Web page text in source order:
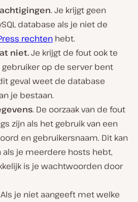
. Je krijgt geen
database als je niet de
rechten hebt.
niet.Je krijgt de fout ook te
gebruiker op de server bent
geval weet de database
je bestaan.
. De oorzaak van de fout
zijn als het gebruik van een
en gebruikersnaam. Dit kan
als je meerdere hosts hebt,
is je wachtwoorden door
Als je niet aangeeft met welke